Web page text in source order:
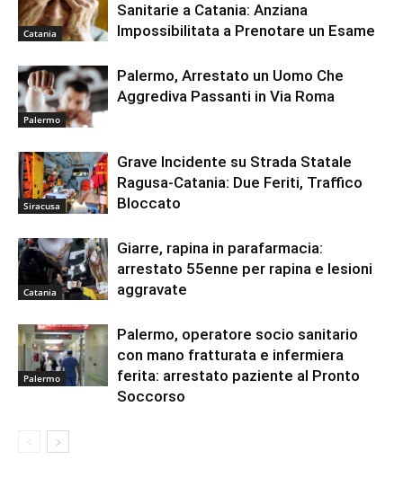
Catania
Sanitarie a Catania: Anziana
Impossibilitata a Prenotare un Esame
Palermo
Palermo, Arrestato un Uomo Che
Aggrediva Passanti in Via Roma
Siracusa
Grave Incidente su Strada Statale
Ragusa-Catania: Due Feriti, Traffico
Bloccato
Catania
Giarre, rapina in parafarmacia:
arrestato 55enne per rapina e lesioni
aggravate
Palermo
Palermo, operatore socio sanitario
con mano fratturata e infermiera
ferita: arrestato paziente al Pronto
Soccorso